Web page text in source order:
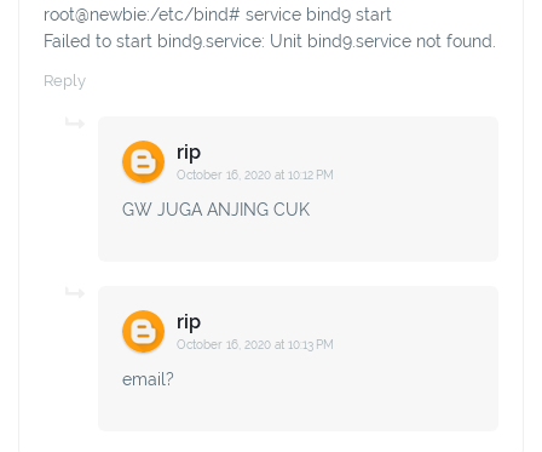
root@newbie:/etc/bind# service bind9 start
Failed to start bind9.service: Unit bind9.service not found.
Reply
rip
October 16, 2020 at 10:12 PM
GW JUGA ANJING CUK
rip
October 16, 2020 at 10:13 PM
email?